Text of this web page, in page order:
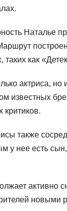
Наталье
таких как
актриса,
известных
критиков.
также
у нее есть
активно
новыми